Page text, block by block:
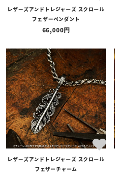
レザーズアンドトレジャーズ スクロール
フェザーペンダント
66,000
レザーズアンドトレジャーズ スクロール
フェザーチャーム